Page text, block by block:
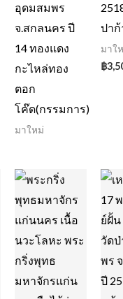
อุดมสมพร
จ.สกลนคร ปี
14 ทองแดง
กะไหล่ทอง
ตอก
โค๊ด(กรรมการ)
มาใหม่
ปาก้
มาใ
฿